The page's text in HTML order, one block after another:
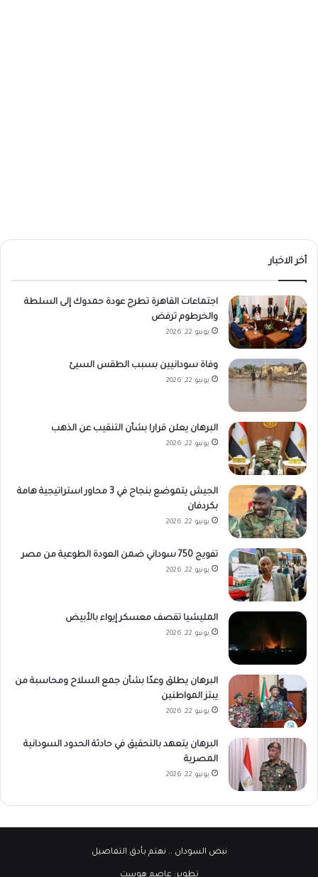
أخر الاخبار
اجتماعات القاهرة تطرح عودة حمدوك إلى السلطة
والخرطوم ترفض
يونيو 22, 2026
وفاة سودانيين بسبب الطقس السيئ
يونيو 22, 2026
البرهان يعلن قرارا بشأن التنقيب عن الذهب
يونيو 22, 2026
الجيش يتموضع بنجاح في 3 محاور استراتيجية هامة
بكردفان
يونيو 22, 2026
تفويج 750 سوداني ضمن العودة الطوعية من مصر
يونيو 22, 2026
المليشيا تقصف معسكر إيواء بالأبيض
يونيو 22, 2026
البرهان يطلق وعدًا بشأن جمع السلاح ومحاسبة من
يبتز المواطنين
يونيو 22, 2026
البرهان يتعهد بالتحقيق في حادثة الحدود السودانية
المصرية
يونيو 22, 2026
نبض السودان .. نهتم بأدق التفاصيل